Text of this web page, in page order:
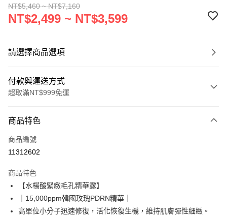
NT$5,460 ~ NT$7,160
NT$2,499 ~ NT$3,599
請選擇商品選項
付款與運送方式
超取滿NT$999免運
信用卡一次付款
超商取貨付款
Apple Pay
悠遊付
商品特色
商品編號
11312602
商品特色
【水楊酸緊緻毛孔精華露】
｜15,000ppm韓國玫瑰PDRN精華｜
高單位小分子迅速修復，活化恢復生機，維持肌膚彈性細緻。